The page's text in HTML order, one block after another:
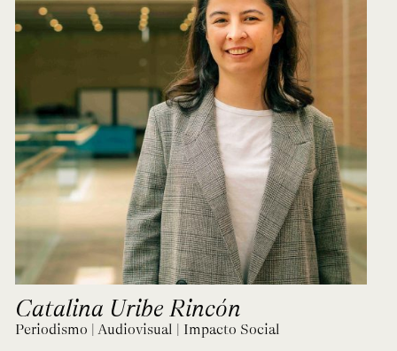
Catalina Uribe Rincón
Periodismo | Audiovisual | Impacto Social